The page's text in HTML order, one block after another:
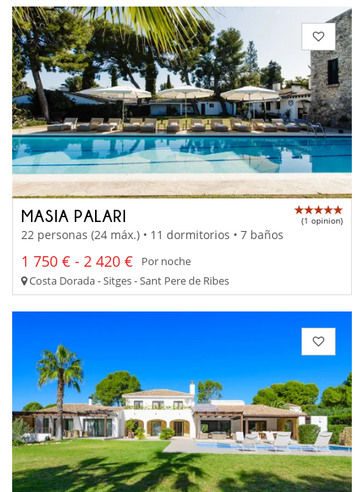
MASIA PALARI (1 opinion)
22 personas (24 máx.) • 11 dormitorios • 7 baños
1 750 € - 2 420 €
Por noche
Costa Dorada - Sitges - Sant Pere de Ribes